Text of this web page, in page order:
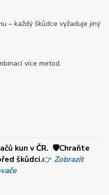
– každý škůdce vyžaduje jiný
více metod.
kun v ČR. 🛡️Chraňte
škůdci.👉 Zobrazit